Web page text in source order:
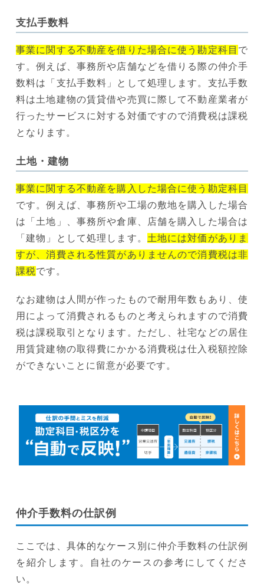
支払手数料
事業に関する不動産を借りた場合に使う勘定科目 で
す。例えば、事務所や店舗などを借りる際の仲介手
数料は「支払手数料」として処理します。支払手数
料は土地建物の賃貸借や売買に際して不動産業者が
行ったサービスに対する対価ですので消費税は課税
となります。
土地・建物
事業に関する不動産を購入した場合に使う勘定科目
です。例えば、事務所や工場の敷地を購入した場合
は「土地」、事務所や倉庫、店舗を購入した場合は
「建物」として処理します。 土地には対価がありま
すが、消費される性質がありませんので消費税は非
課税です。
なお建物は人間が作ったもので耐用年数もあり、使
用によって消費されるものと考えられますので消費
税は課税取引となります。ただし、社宅などの居住
用賃貸建物の取得費にかかる消費税は仕入税額控除
ができないことに留意が必要です。
仲介手数料の仕訳例
ここでは、具体的なケース別に仲介手数料の仕訳例
を紹介します。自社のケースの参考にしてくださ
い。